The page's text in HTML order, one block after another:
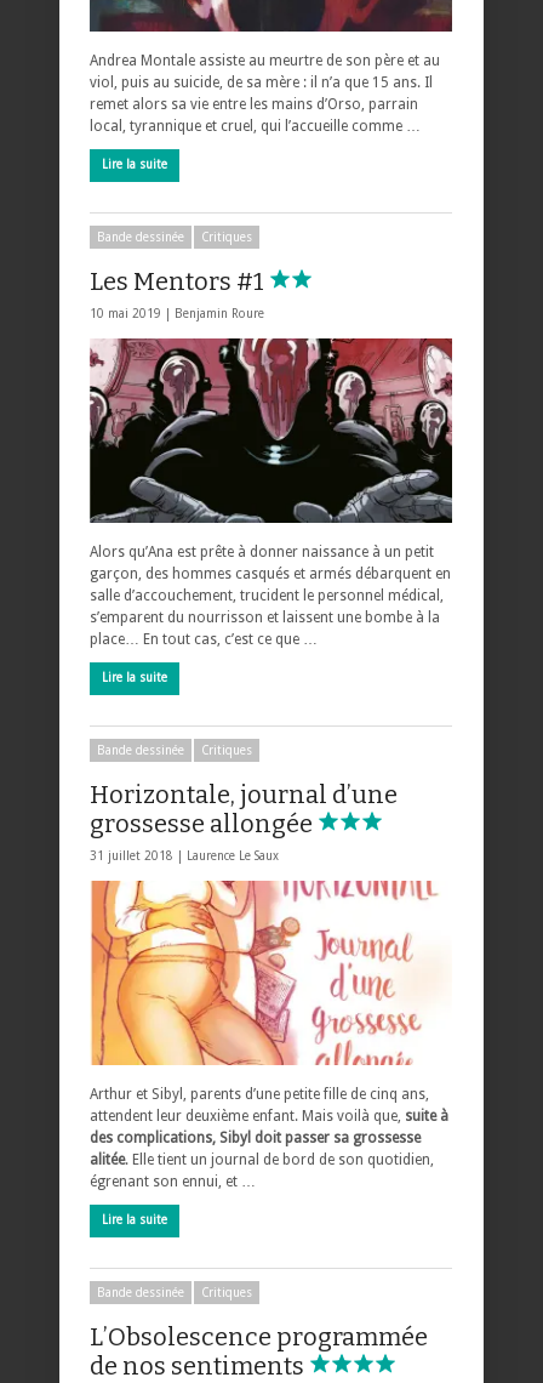
Andrea Montale assiste au meurtre de son père et au
viol, puis au suicide, de sa mère : il n’a que 15 ans. Il
remet alors sa vie entre les mains d’Orso, parrain
local, tyrannique et cruel, qui l’accueille comme …
Lire la suite
Bande dessinée Critiques
Les Mentors #1
10 mai 2019 | Benjamin Roure
Alors qu’Ana est prête à donner naissance à un petit
garçon, des hommes casqués et armés débarquent en
salle d’accouchement, trucident le personnel médical,
s’emparent du nourrisson et laissent une bombe à la
place… En tout cas, c’est ce que …
Lire la suite
Bande dessinée Critiques
Horizontale, journal d’une
grossesse allongée
31 juillet 2018 | Laurence Le Saux
Arthur et Sibyl, parents d’une petite fille de cinq ans,
attendent leur deuxième enfant. Mais voilà que, suite à
des complications, Sibyl doit passer sa grossesse
alitée. Elle tient un journal de bord de son quotidien,
égrenant son ennui, et …
Lire la suite
Bande dessinée Critiques
L’Obsolescence programmée
de nos sentiments